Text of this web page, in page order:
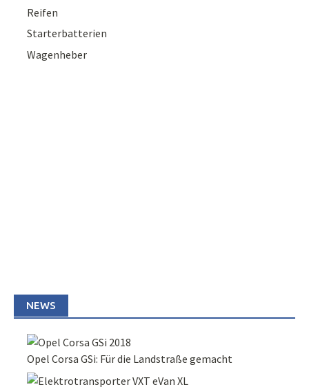
Reifen
Starterbatterien
Wagenheber
NEWS
Opel Corsa GSi: Für die Landstraße gemacht